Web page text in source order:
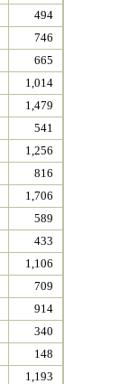
494
746
665
1,014
1,479
541
1,256
816
1,706
589
433
1,106
709
914
340
148
1,193